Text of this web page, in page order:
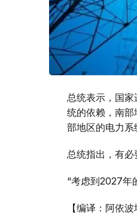
总统表示，国
统的依赖，南部
部地区的电力
总统指出，有必
“考虑到2027年
【编译：阿依波